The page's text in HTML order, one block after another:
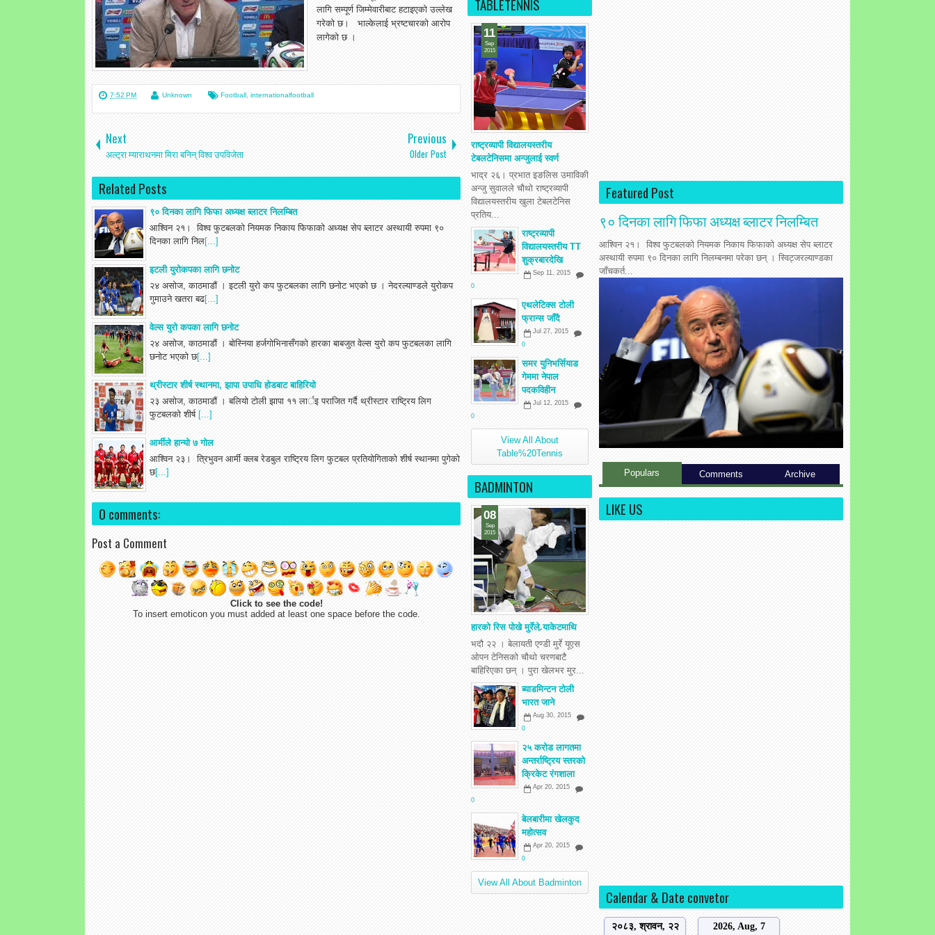
लागि सम्पूर्ण जिम्मेवारीबाट हटाइएको उल्लेख
गरेको छ। भाल्केलाई भ्रष्टचारको आरोप
लागेको छ ।
7:52 PM Unknown Football internationalfootball
Next
अल्ट्रा म्याराथनमा मिरा बनिन् विश्व उपविजेता
Previous
Older Post
Related Posts
९० दिनका लागि फिफा अध्यक्ष ब्लाटर निलम्बित
आश्विन २१। विश्व फुटबलको नियमक निकाय फिफाको अध्यक्ष सेप ब्लाटर अस्थायी रुपमा ९०
दिनका लागि निल[...]
इटली युरोकपका लागि छनोट
२४ असोज, काठमाडौं । इटली युरो कप फुटबलका लागि छनोट भएको छ । नेदरल्याण्डले युरोकप
गुमाउने खतरा बढ[...]
वेल्स युरो कपका लागि छनोट
२४ असोज, काठमाडौं । बोस्निया हर्जगोभिनासँगको हारका बाबजुत वेल्स युरो कप फुटबलका लागि
छनोट भएको छ[...]
थ्रीस्टार शीर्ष स्थानमा, झापा उपाधि होडबाट बाहिरियो
२३ असोज, काठमाडौं । बलियो टोली झापा ११ लार्इ पराजित गर्दै थ्रीस्टार राष्ट्रिय लिग
फुटबलको शीर्ष [...]
आर्मीले हान्यो ७ गोल
आश्विन २३। त्रिभुवन आर्मी क्लब रेडबुल राष्ट्रिय लिग फुटबल प्रतियोगिताको शीर्ष स्थानमा पुगेको
छ[...]
0 comments:
Post a Comment
Click to see the code!
To insert emoticon you must added at least one space before the code.
Featured Post
९० दिनका लागि फिफा अध्यक्ष ब्लाटर निलम्बित
आश्विन २१। विश्व फुटबलको नियमक निकाय फिफाको अध्यक्ष सेप ब्लाटर
अस्थायी रुपमा ९० दिनका लागि निलम्बनमा परेका छन् । स्विट्जरल्याण्डका
जाँचकर्त...
Populars Comments Archive
LIKE US
Calendar & Date convetor
TABLETENNIS
राष्ट्रव्यापी विद्यालयस्तरीय
टेबलटेनिसमा अन्जुलाई स्वर्ण
11
Sep
2015
भाद्र २६। प्रभात इङलिस उमाविकी
अन्जु सुवालले चौथो राष्ट्रव्यापी
विद्यालयस्तरीय खुला टेबलटेनिस
प्रतिय...
राष्ट्रव्यापी
विद्यालयस्तरीय TT
शुक्रबारदेखि
Sep 11, 2015
0
एथलेटिक्स टोली
फ्रान्स जाँदै
Jul 27, 2015
0
समर युनिभर्सियाड
गेममा नेपाल
पदकविहीन
Jul 12, 2015
0
View All About
Table%20Tennis
BADMINTON
हारको रिस पोखे मुर्रेले र्‍याकेटमाथि
08
Sep
2015
भदौ २२ । बेलायती एण्डी मुर्रे यूएस
ओपन टेनिसको चौथो चरणबाटै
बाहिरिएका छन् । पुरा खेलभर मुर...
ब्याडमिन्टन टोली
भारत जाने
Aug 30, 2015
0
२५ करोड लागतमा
अन्तर्राष्ट्रिय स्तरको
क्रिकेट रंगशाला
Apr 20, 2015
0
बेलबारीमा खेलकुद
महोत्सव
Apr 20, 2015
0
View All About Badminton